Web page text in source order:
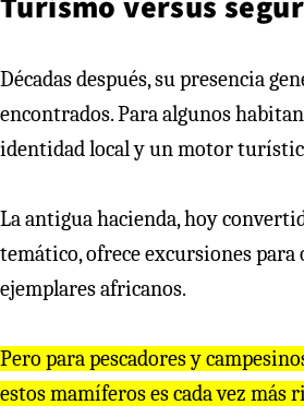
Décadas después, su presencia
encontrados. Para algunos
identidad local y un motor
La antigua hacienda, hoy
temático, ofrece excursiones para
ejemplares africanos.
Pero para pescadores y
estos mamíferos es cada vez más